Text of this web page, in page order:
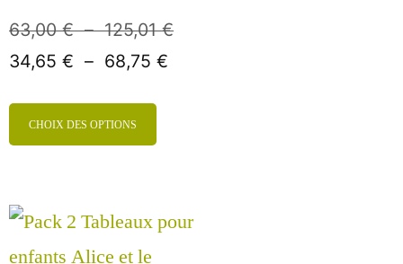
63,00€ – 125,01€
34,65 € – 68,75 €
CHOIX DES OPTIONS